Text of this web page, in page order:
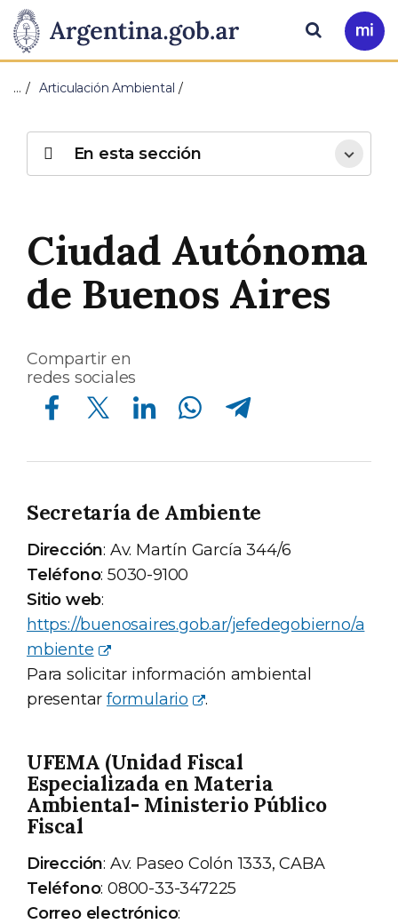
Presidencia
de
Nación
Pasar al contenido principal
Ir
a
Buscar
… Articulación Ambiental
Ciudad Autónoma
de Buenos Aires
Compartir en
redes sociales
Compartir en Facebook Compartir en Twitter Compartir en Linkedin Compartir en Whatsapp Compartir en Telegram
Secretaría de Ambiente
Dirección: Av. Martín García 344/6
Teléfono: 5030-9100
Sitio web:
https://buenosaires.gob.ar/jefedegobierno/a
mbiente
Para solicitar información ambiental
presentarformulario .
UFEMA (Unidad Fiscal
Especializada en Materia
Ambiental- Ministerio Público
Fiscal
Dirección: Av. Paseo Colón 1333, CABA
Teléfono: 0800-33-347225
Correo electrónico:
En esta sección